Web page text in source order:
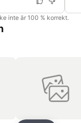
inte är 100 % korrekt.